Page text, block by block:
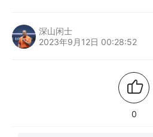
深山闲士
2023年9月12日 00:28:52
0